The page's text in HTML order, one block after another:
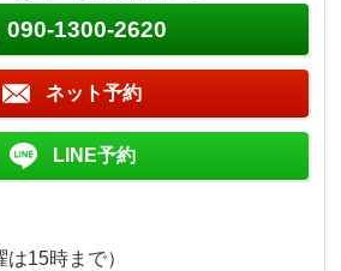
090-1300-2620
ネット予約
LINE予約
15時まで）